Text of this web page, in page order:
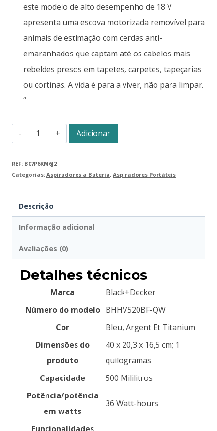
este modelo de alto desempenho de 18 V
apresenta uma escova motorizada removível para
animais de estimação com cerdas anti-
emaranhados que captam até os cabelos mais
rebeldes presos em tapetes, carpetes, tapeçarias
ou cortinas. A vida é para a viver, não para limpar.
“
Adicionar
REF: B07P6KM6J2
Categorias: Aspiradores a Bateria, Aspiradores Portáteis
Descrição
Informação adicional
Avaliações (0)
Detalhes técnicos
Marca
‎Black+Decker
Número do modelo ‎BHHV520BF-QW
Cor
‎Bleu, Argent Et Titanium
Dimensões do
produto
‎40 x 20,3 x 16,5 cm; 1
quilogramas
Capacidade
‎500 Mililitros
Potência/potência
em watts
‎36 Watt-hours
Funcionalidades